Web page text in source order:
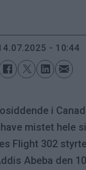
14.07.2025 - 10:44
i
mistet hele
Flight 302
Abeba den